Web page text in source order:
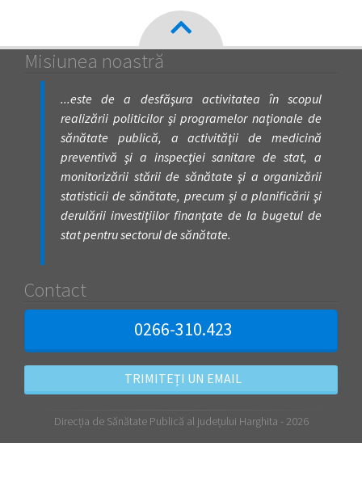
Misiunea noastră
...este de a desfăşura activitatea în scopul
realizării politicilor şi programelor naţionale de
sănătate publică, a activităţii de medicină
preventivă şi a inspecţiei sanitare de stat, a
monitorizării stării de sănătate şi a organizării
statisticii de sănătate, precum şi a planificării şi
derulării investiţiilor finanţate de la bugetul de
stat pentru sectorul de sănătate.
Contact
0266-310.423
TRIMITEȚI UN EMAIL
Direcția de Sănătate Publică al județului Harghita - 2026